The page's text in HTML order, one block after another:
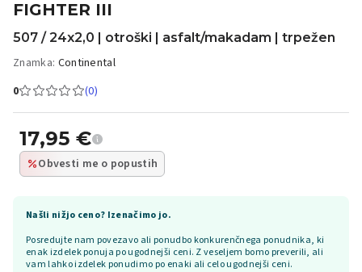
FIGHTER III
507 / 24x2,0 | otroški | asfalt/makadam | trpežen
Znamka: Continental
0
(0)
17,95 €
Obvesti me o popustih
Našli nižjo ceno? Izenačimo jo.
Posredujte nam povezavo ali ponudbo konkurenčnega ponudnika, ki
enak izdelek ponuja po ugodnejši ceni. Z veseljem bomo preverili, ali
vam lahko izdelek ponudimo po enaki ali celo ugodnejši ceni.